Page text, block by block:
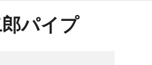
パイプ